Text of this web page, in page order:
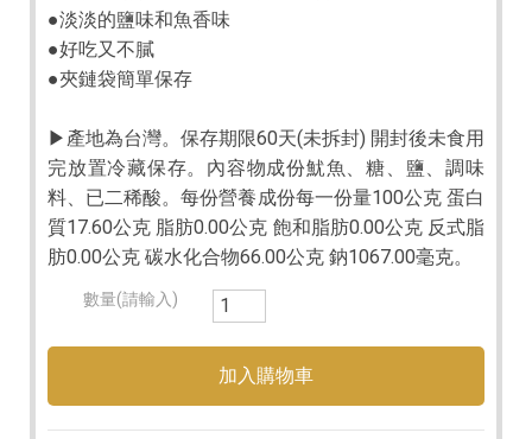
●淡淡的鹽味和魚香味
●好吃又不膩
●夾鏈袋簡單保存
▶產地為台灣。保存期限60天(未拆封) 開封後未食用
完放置冷藏保存。內容物成份魷魚、糖、鹽、調味
料、已二稀酸。每份營養成份每一份量100公克 蛋白
質17.60公克 脂肪0.00公克 飽和脂肪0.00公克 反式脂
肪0.00公克 碳水化合物66.00公克 鈉1067.00毫克。
數量(請輸入)